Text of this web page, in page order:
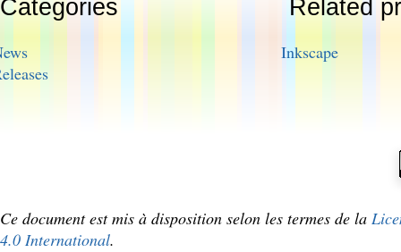
Categories Related
Inkscape
Ce document est mis à disposition selon les termes de la
4.0 International.